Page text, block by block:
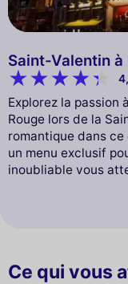
Saint-Valentin à
Explorez la passion
Rouge lors de la
romantique dans
un menu exclusif
inoubliable vous
Ce qui vous